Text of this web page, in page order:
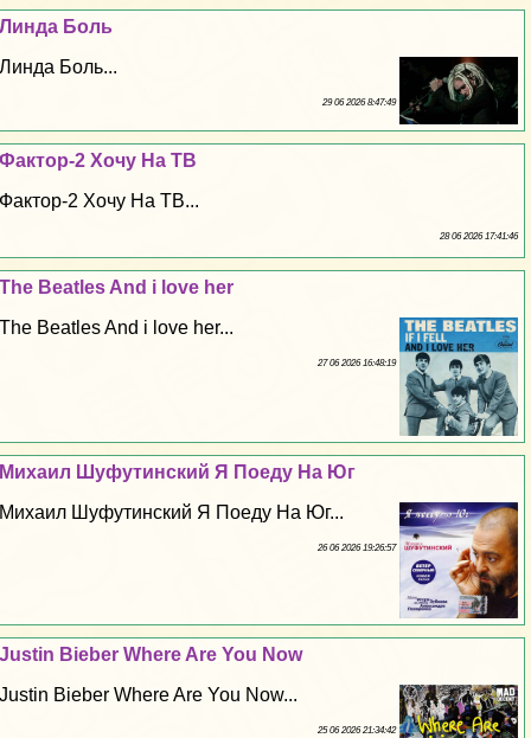
Линда Боль
Линда Боль...
29 06 2026 8:47:49
Фактор-2 Хочу На ТВ
Фактор-2 Хочу На ТВ...
28 06 2026 17:41:46
The Beatles And i love her
The Beatles And i love her...
27 06 2026 16:48:19
Михаил Шуфутинский Я Поеду На Юг
Михаил Шуфутинский Я Поеду На Юг...
26 06 2026 19:26:57
Justin Bieber Where Are You Now
Justin Bieber Where Are You Now...
25 06 2026 21:34:42